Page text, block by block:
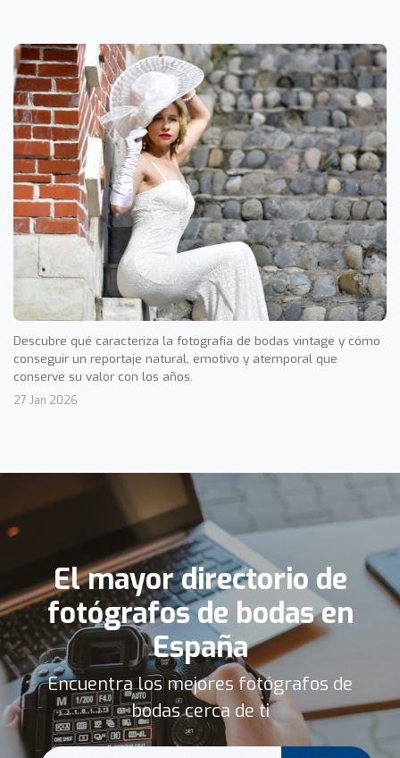
Descubre qué caracteriza la fotografía de bodas vintage y cómo
conseguir un reportaje natural, emotivo y atemporal que
conserve su valor con los años.
27 Jan 2026
El mayor directorio de
fotógrafos de bodas en
España
Encuentra los mejores fotógrafos de
bodas cerca de ti